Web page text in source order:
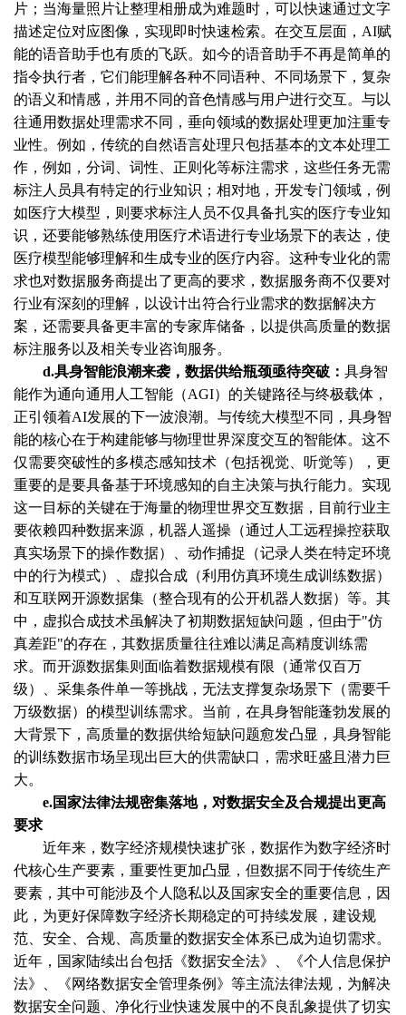
片；当海量照片让整理相册成为难题时，可以快速通过文字
描述定位对应图像，实现即时快速检索。在交互层面，AI赋
能的语音助手也有质的飞跃。如今的语音助手不再是简单的
指令执行者，它们能理解各种不同语种、不同场景下，复杂
的语义和情感，并用不同的音色情感与用户进行交互。与以
往通用数据处理需求不同，垂向领域的数据处理更加注重专
业性。例如，传统的自然语言处理只包括基本的文本处理工
作，例如，分词、词性、正则化等标注需求，这些任务无需
标注人员具有特定的行业知识；相对地，开发专门领域，例
如医疗大模型，则要求标注人员不仅具备扎实的医疗专业知
识，还要能够熟练使用医疗术语进行专业场景下的表达，使
医疗模型能够理解和生成专业的医疗内容。这种专业化的需
求也对数据服务商提出了更高的要求，数据服务商不仅要对
行业有深刻的理解，以设计出符合行业需求的数据解决方
案，还需要具备更丰富的专家库储备，以提供高质量的数据
标注服务以及相关专业咨询服务。
d.具身智能浪潮来袭，数据供给瓶颈亟待突破： 具身智
能作为通向通用人工智能（AGI）的关键路径与终极载体，
正引领着AI发展的下一波浪潮。与传统大模型不同，具身智
能的核心在于构建能够与物理世界深度交互的智能体。这不
仅需要突破性的多模态感知技术（包括视觉、听觉等），更
重要的是要具备基于环境感知的自主决策与执行能力。实现
这一目标的关键在于海量的物理世界交互数据，目前行业主
要依赖四种数据来源，机器人遥操（通过人工远程操控获取
真实场景下的操作数据）、动作捕捉（记录人类在特定环境
中的行为模式）、虚拟合成（利用仿真环境生成训练数据）
和互联网开源数据集（整合现有的公开机器人数据）等。其
中，虚拟合成技术虽解决了初期数据短缺问题，但由于"仿
真差距"的存在，其数据质量往往难以满足高精度训练需
求。而开源数据集则面临着数据规模有限（通常仅百万
级）、采集条件单一等挑战，无法支撑复杂场景下（需要千
万级数据）的模型训练需求。当前，在具身智能蓬勃发展的
大背景下，高质量的数据供给短缺问题愈发凸显，具身智能
的训练数据市场呈现出巨大的供需缺口，需求旺盛且潜力巨
大。
e.国家法律法规密集落地，对数据安全及合规提出更高
要求
近年来，数字经济规模快速扩张，数据作为数字经济时
代核心生产要素，重要性更加凸显，但数据不同于传统生产
要素，其中可能涉及个人隐私以及国家安全的重要信息，因
此，为更好保障数字经济长期稳定的可持续发展，建设规
范、安全、合规、高质量的数据安全体系已成为迫切需求。
近年，国家陆续出台包括《数据安全法》、《个人信息保护
法》、《网络数据安全管理条例》等主流法律法规，为解决
数据安全问题、净化行业快速发展中的不良乱象提供了切实